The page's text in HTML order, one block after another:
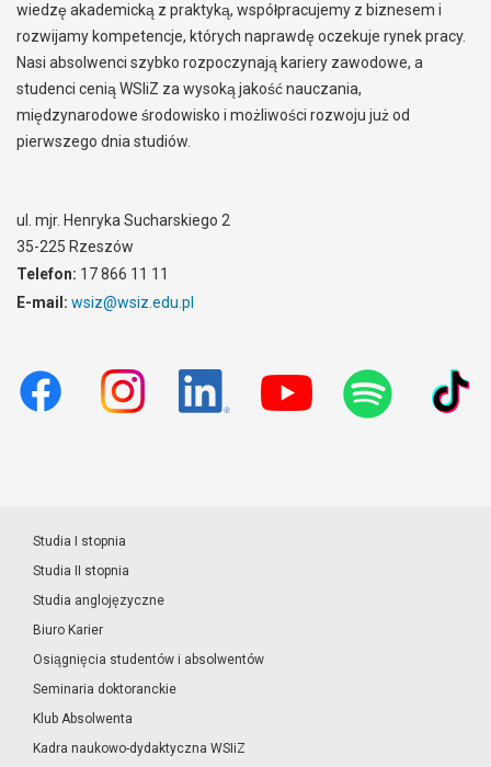
wiedzę akademicką z praktyką, współpracujemy z biznesem i
rozwijamy kompetencje, których naprawdę oczekuje rynek pracy.
Nasi absolwenci szybko rozpoczynają kariery zawodowe, a
studenci cenią WSIiZ za wysoką jakość nauczania,
międzynarodowe środowisko i możliwości rozwoju już od
pierwszego dnia studiów.
ul. mjr. Henryka Sucharskiego 2
35-225 Rzeszów
Telefon: 17 866 11 11
E-mail: wsiz@wsiz.edu.pl
Studia I stopnia
Studia II stopnia
Studia anglojęzyczne
Biuro Karier
Osiągnięcia studentów i absolwentów
Seminaria doktoranckie
Klub Absolwenta
Kadra naukowo-dydaktyczna WSIiZ